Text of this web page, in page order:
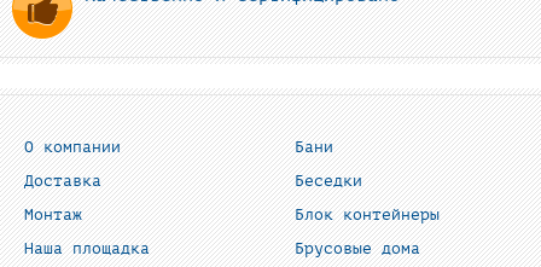
О компании
Доставка
Монтаж
Наша площадка
Бани
Беседки
Блок контейнеры
Брусовые дома